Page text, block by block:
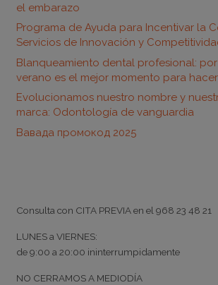
el embarazo
Programa de Ayuda para Incentivar la
Servicios de Innovación y
Blanqueamiento dental profesional:
verano es el mejor momento para
Evolucionamos nuestro nombre y
marca: Odontología de vanguardia
Вавада промокод 2025
Consulta con CITA PREVIAen el 968 23 48 21
LUNES a VIERNES:
de9:00 a 20:00 ininterrumpidamente
NO CERRAMOS A MEDIODÍA